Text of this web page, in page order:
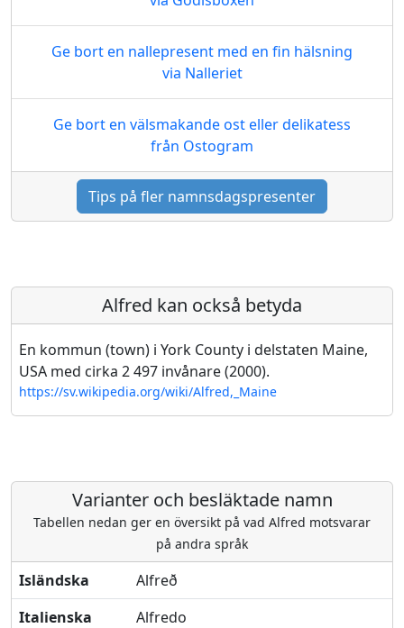
Ge bort en nallepresent med en fin hälsning
via Nalleriet
Ge bort en välsmakande ost eller delikatess
från Ostogram
Tips på fler namnsdagspresenter
Alfred kan också betyda
En kommun (town) i York County i delstaten Maine,
USA med cirka 2 497 invånare (2000).
https://sv.wikipedia.org/wiki/Alfred,_Maine
Varianter och besläktade namn
Tabellen nedan ger en översikt på vad Alfred motsvarar
på andra språk
Isländska
Alfreð
Italienska
Alfredo